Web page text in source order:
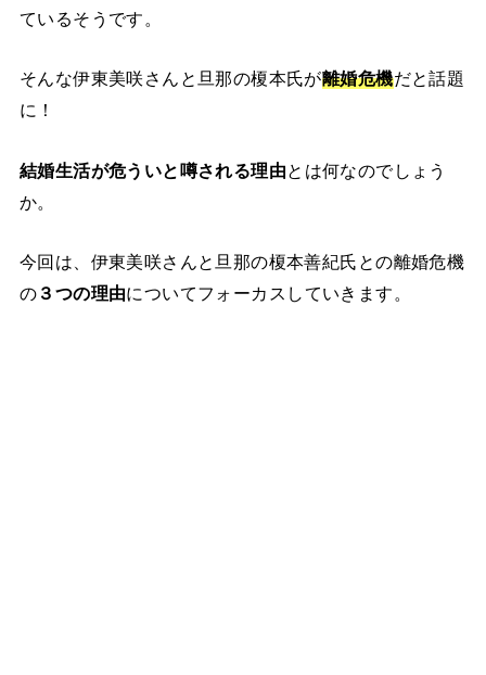
ているそうです。
そんな伊東美咲さんと旦那の榎本氏が離婚危機だと話題
に！
結婚生活が危ういと噂される理由とは何なのでしょう
か。
今回は、伊東美咲さんと旦那の榎本善紀氏との離婚危機
の ３つの理由についてフォーカスしていきます。